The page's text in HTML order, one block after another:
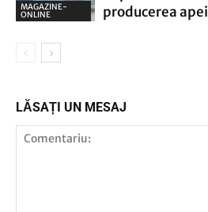
MAGAZINE-
ONLINE
producerea
LĂSAȚI UN MESAJ